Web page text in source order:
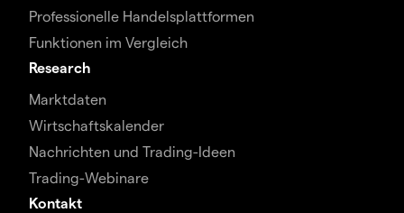
Professionelle Handelsplattformen
Funktionen im Vergleich
Research
Marktdaten
Wirtschaftskalender
Nachrichten und Trading-Ideen
Trading-Webinare
Kontakt